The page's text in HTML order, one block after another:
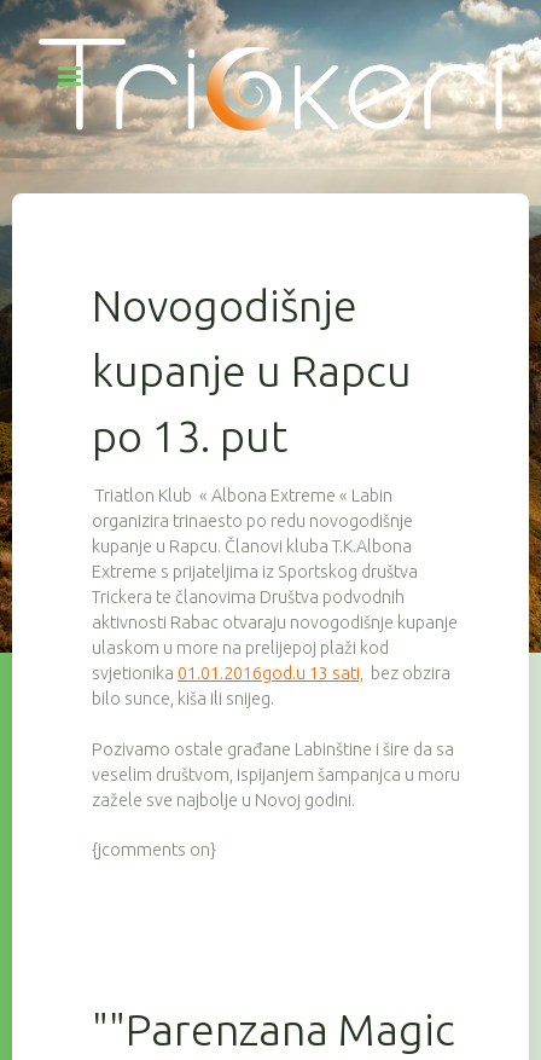
Novogodišnje
kupanje u Rapcu
po 13. put
Triatlon Klub « Albona Extreme « Labin
organizira trinaesto po redu novogodišnje
kupanje u Rapcu. Članovi kluba T.K.Albona
Extreme s prijateljima iz Sportskog društva
Trickera te članovima Društva podvodnih
aktivnosti Rabac otvaraju novogodišnje kupanje
ulaskom u more na prelijepoj plaži kod
svjetionika 01.01.2016god.u 13 sati,
bez obzira
bilo sunce, kiša ili snijeg.
Pozivamo ostale građane Labinštine i šire da sa
veselim društvom, ispijanjem šampanjca u moru
zažele sve najbolje u Novoj godini.
{jcomments on}
""Parenzana Magic